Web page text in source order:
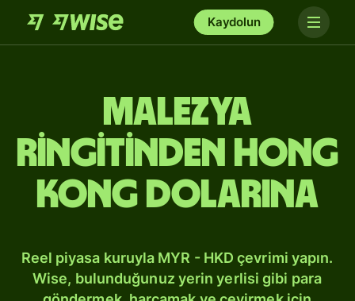
Kaydolun
Malezya
ringitinden Hong
Kong dolarına
Reel piyasa kuruyla MYR - HKD çevrimi yapın.
Wise, bulunduğunuz yerin yerlisi gibi para